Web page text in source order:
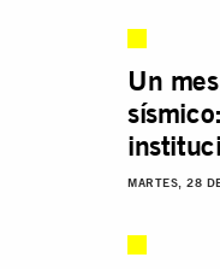
Un
MARTES, 28